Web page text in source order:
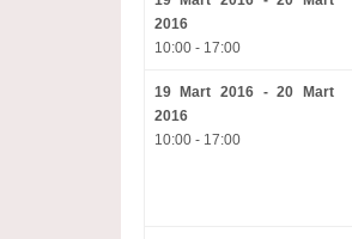
2016
10:00 - 17:00
19 Mart 2016 - 20 Mart
2016
10:00 - 17:00